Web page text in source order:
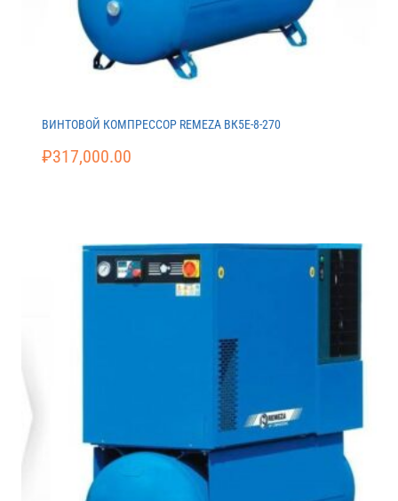
ВИНТОВОЙ КОМПРЕССОР REMEZA ВК5E-8-270
₽317,000.00